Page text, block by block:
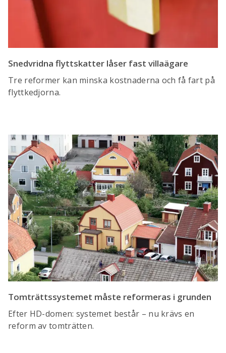
Snedvridna flyttskatter låser fast villaägare
Tre reformer kan minska kostnaderna och få fart på
flyttkedjorna.
Tomträttssystemet måste reformeras i grunden
Efter HD-domen: systemet består – nu krävs en
reform av tomträtten.